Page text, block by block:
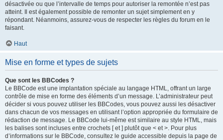
désactivée ou que l’intervalle de temps pour autoriser la remontée n’est pas
atteint. Il est également possible de remonter un sujet simplement en y
répondant. Néanmoins, assurez-vous de respecter les règles du forum en le
faisant.
Haut
Mise en forme et types de sujets
Que sont les BBCodes ?
Le BBCode est une implantation spéciale au langage HTML, offrant un large
contrôle de mise en forme des éléments d’un message. L’administrateur peut
décider si vous pouvez utiliser les BBCodes, vous pouvez aussi les désactiver
dans chacun de vos messages en utilisant l’option appropriée du formulaire de
rédaction de message. Le BBCode lui-même est similaire au style HTML, mais
les balises sont incluses entre crochets [ et ] plutôt que < et >. Pour plus
d’informations sur le BBCode, consultez le guide accessible depuis la page de